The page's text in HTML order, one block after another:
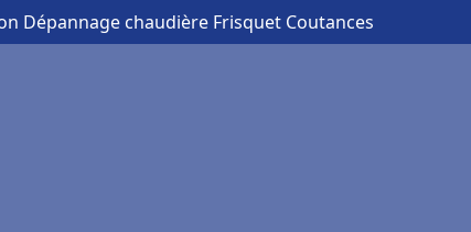
Dépannage chaudière Frisquet Coutances